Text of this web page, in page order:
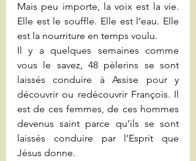
Mais peu importe, la voix est la vie.
Elle est le souffle. Elle est l’eau. Elle
est la nourriture en temps voulu.
Il y a quelques semaines comme
vous le savez, 48 pèlerins se sont
laissés conduire à Assise pour y
découvrir ou redécouvrir François. Il
est de ces femmes, de ces hommes
devenus saint parce qu’ils se sont
laissés conduire par l’Esprit que
Jésus donne.